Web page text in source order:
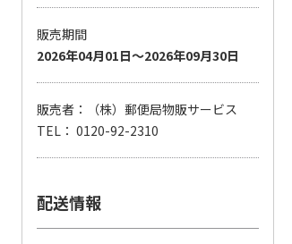
販売期間
2026年04月01日～2026年09月30日
販売者：（株）郵便局物販サービス
TEL： 0120-92-2310
配送情報